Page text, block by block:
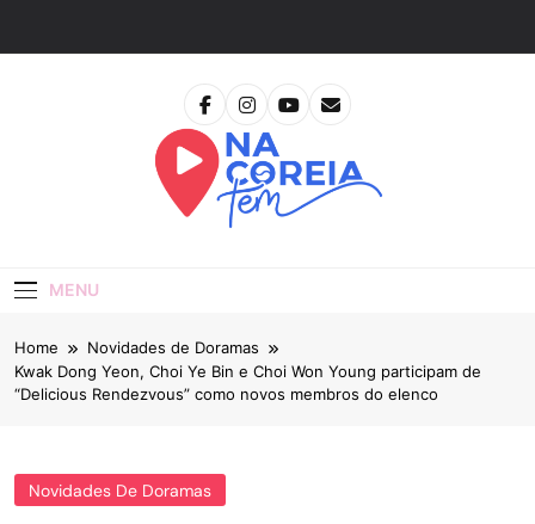
MENU
Home
Novidades de Doramas
Kwak Dong Yeon, Choi Ye Bin e Choi Won Young participam de
“Delicious Rendezvous” como novos membros do elenco
Novidades De Doramas